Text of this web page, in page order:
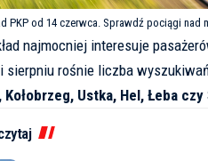
PKP od 14 czerwca. Sprawdź pociągi nad
najmocniej interesuje
sierpniu rośnie liczba
Kołobrzeg, Ustka, Hel, Łeba